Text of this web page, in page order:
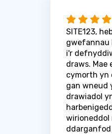
SITE123,
gwefannau
i'r
draws.
cymorth yn
gan wneud
drawiadol
wirioneddol
ddarganfod